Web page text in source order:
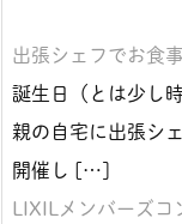
出張シェフでお食
誕生日（とは少し
親の自宅に出張シ
開催し […]
LIXILメンバーズ